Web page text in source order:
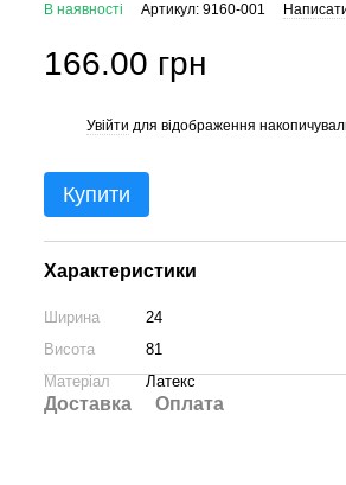
В наявності Артикул: 9160-001
166.00 грн
Увійти для відображення
Купити
Характеристики
Ширина
24
Висота
81
Матеріал
Латекс
Доставка Оплата